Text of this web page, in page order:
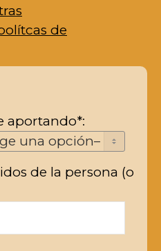
de
aportando*:
de la persona (o